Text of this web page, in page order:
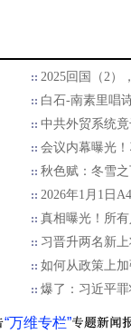
2025回国（2）
白石-南素里唱
中共外贸系统
会议内幕曝光
秋色赋：冬雪
2026年1月1日
真相曝光！所
习晋升两名新
如何从政策上
爆了：习近平
“万维专栏”